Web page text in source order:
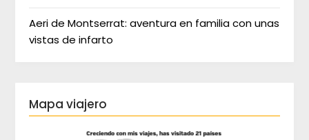
Aeri de Montserrat: aventura en familia con unas
vistas de infarto
Mapa viajero